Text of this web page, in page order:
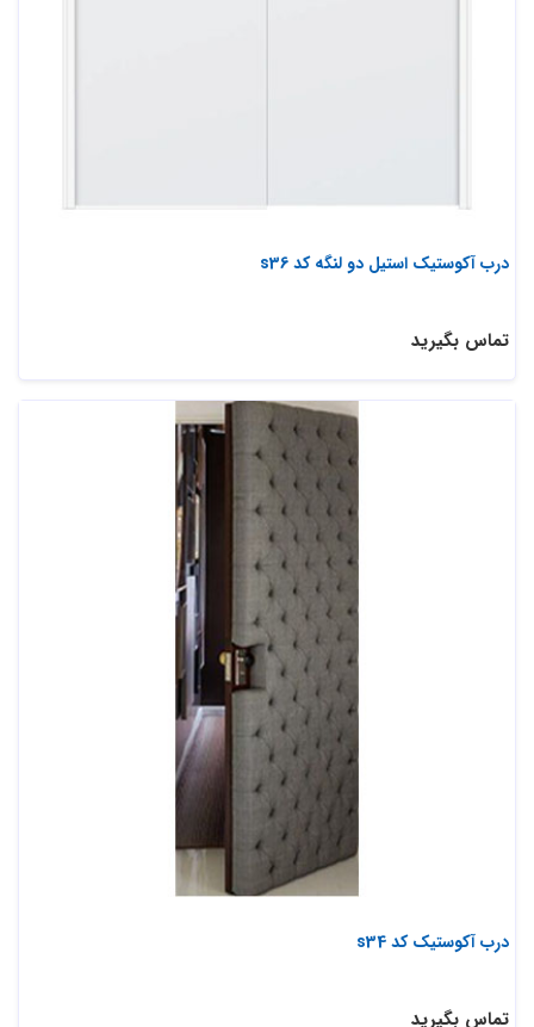
درب آکوستیک استیل دو لنگه کد s36
تماس بگیرید
درب آکوستیک کد s34
تماس بگیرید